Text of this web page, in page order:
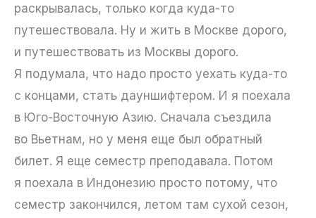
раскрывалась, только когда куда-то
путешествовала. Ну и жить в Москве дорого,
и путешествовать из Москвы дорого.
Я подумала, что надо просто уехать куда-то
с концами, стать дауншифтером. И я поехала
в Юго-Восточную Азию. Сначала съездила
во Вьетнам, но у меня еще был обратный
билет. Я еще семестр преподавала. Потом
я поехала в Индонезию просто потому, что
семестр закончился, летом там сухой сезон,